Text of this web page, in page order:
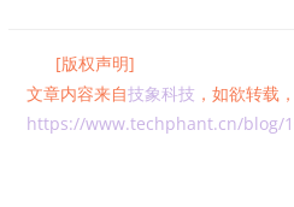
[版权声明]
文章内容来自技象科技 ，如欲转载
https://www.techphant.cn/blog/